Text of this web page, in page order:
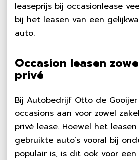
leaseprijs bij occasionlease
bij het leasen van een
auto.
Occasion leasen
privé
Bij Autobedrijf Otto de
occasions aan voor zowel
privé lease. Hoewel het
gebruikte auto’s vooral bij
populair is, is dit ook voor